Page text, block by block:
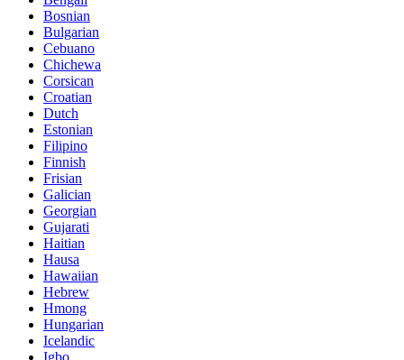
Bosnian
Bulgarian
Cebuano
Chichewa
Corsican
Croatian
Dutch
Estonian
Filipino
Finnish
Frisian
Galician
Georgian
Gujarati
Haitian
Hausa
Hawaiian
Hebrew
Hmong
Hungarian
Icelandic